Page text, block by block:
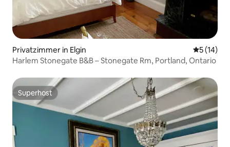
Privatzimmer in Elgin
5 (14)
Harlem Stonegate B&B – Stonegate Rm, Portland, Ontario
Superhost
Superhost